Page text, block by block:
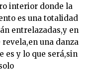
interior donde la
es una totalidad
entrelazadas,y en
una danza
es y lo que será,sin